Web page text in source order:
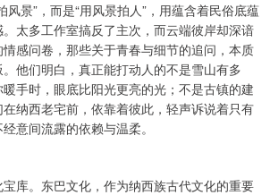
风景”，而是“用风景拍人”，用蕴含着民俗底蕴
太多工作室搞反了主次，而云端彼岸却深谙
感问卷，那些关于青春与细节的追问，本质
他们明白，真正能打动人的不是雪山有多
手时，眼底比阳光更亮的光；不是古镇的建
纳西老宅前，依靠着彼此，轻声诉说着只有
意间流露的依赖与温柔。
库。东巴文化，作为纳西族古代文化的重要